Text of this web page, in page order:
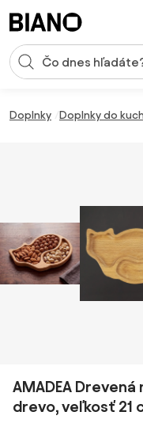
Vstup pre vyhľadávanie
Doplnky Doplnky do
AMADEA
drevo, veľkosť 21